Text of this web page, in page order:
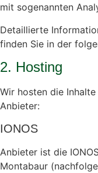
mit sogenannten
Detaillierte
finden Sie in der
2. Hosting
Wir hosten die
Anbieter:
IONOS
Anbieter ist die
Montabaur